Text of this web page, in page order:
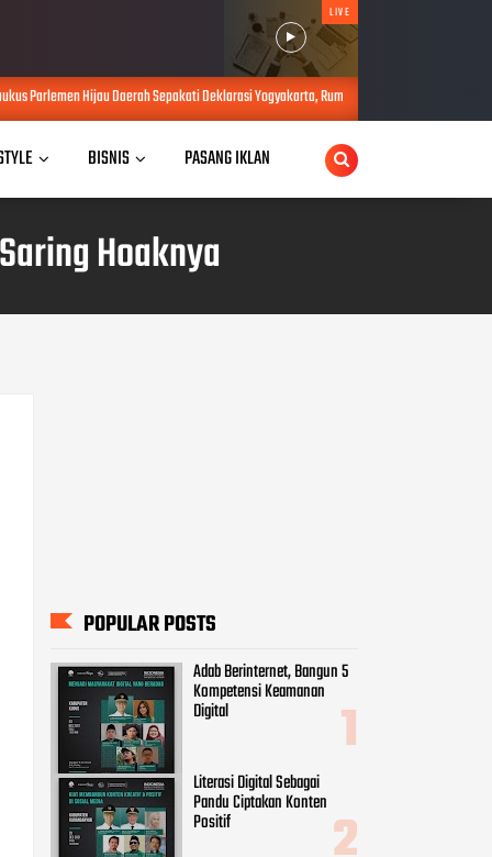
LIVE
Sepakati Deklarasi Yogyakarta, Rumuskan Sejumlah Solusi di Tengah Efisiensi
BISNIS PASANG IKLAN
Hoaknya
POPULAR POSTS
Adab Berinternet, Bangun 5
Kompetensi Keamanan
Digital
Literasi Digital Sebagai
Pandu Ciptakan Konten
Positif